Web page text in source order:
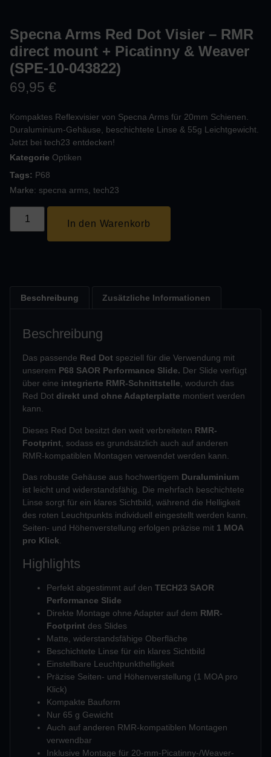
Specna Arms Red Dot Visier – RMR
direct mount + Picatinny & Weaver
(SPE-10-043822)
69,95 €
Kompaktes Reflexvisier von Specna Arms für 20mm Schienen.
Duraluminium-Gehäuse, beschichtete Linse & 55g Leichtgewicht.
Jetzt bei tech23 entdecken!
Kategorie Optiken
Tags: P68
Marke: specna arms tech23
In den Warenkorb
Beschreibung Zusätzliche Informationen
Beschreibung
Das passende Red Dot speziell für die Verwendung mit
unserem P68 SAOR Performance Slide. Der Slide verfügt
über eine integrierte RMR-Schnittstelle, wodurch das
Red Dot direkt und ohne Adapterplatte montiert werden
kann.
Dieses Red Dot besitzt den weit verbreiteten RMR-
Footprint , sodass es grundsätzlich auch auf anderen
RMR-kompatiblen Montagen verwendet werden kann.
Das robuste Gehäuse aus hochwertigem Duraluminium
ist leicht und widerstandsfähig. Die mehrfach beschichtete
Linse sorgt für ein klares Sichtbild, während die Helligkeit
des roten Leuchtpunkts individuell eingestellt werden kann.
Seiten- und Höhenverstellung erfolgen präzise mit 1 MOA
pro Klick.
Highlights
Perfekt abgestimmt auf den TECH23 SAOR
Performance Slide
Direkte Montage ohne Adapter auf dem RMR-
Footprint des Slides
Matte, widerstandsfähige Oberfläche
Beschichtete Linse für ein klares Sichtbild
Einstellbare Leuchtpunkthelligkeit
Präzise Seiten- und Höhenverstellung (1 MOA pro
Klick)
Kompakte Bauform
Nur 65 g Gewicht
Auch auf anderen RMR-kompatiblen Montagen
verwendbar
Inklusive Montage für 20-mm-Picatinny-/Weaver-